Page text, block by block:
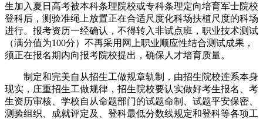
生加入夏日高考被本科条理院校或专科条理定向培育军士院校
登科后，测验准绳上放置正在合适尺度化科场扶植尺度的科场
进行。报考资历一经确认，不得转入非试点班，职业技术测试
（满分值为100分）不再采用网上职业顺应性结合测试成果，
须正在报名期内向报考院校提出，确保人才培育质量。
制定和完美自从招生工做规章轨制，由招生院校连系本身
现实，庄重招生工做规律，招生院校要认实做好考生报名、考
生资历审核、学校自从命题部门的试题命制、试题平安保密、
测验组织、成就评定及、登科最低分数线规定和登科等各项工